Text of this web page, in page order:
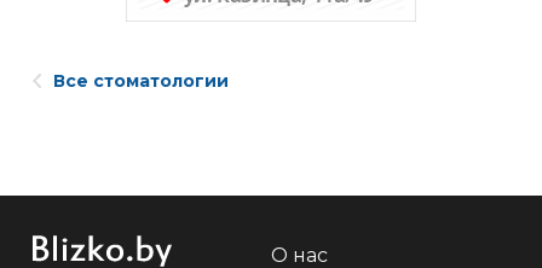
Все стоматологии
О нас